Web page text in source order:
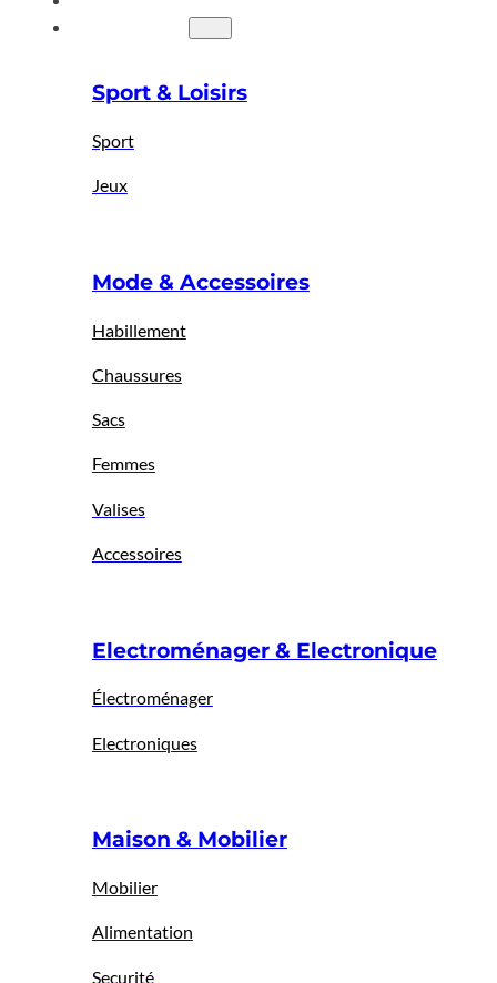
Sport & Loisirs
Sport
Jeux
Mode & Accessoires
Habillement
Chaussures
Sacs
Femmes
Valises
Accessoires
Electroménager & Electronique
Électroménager
Electroniques
Maison & Mobilier
Mobilier
Alimentation
Securité